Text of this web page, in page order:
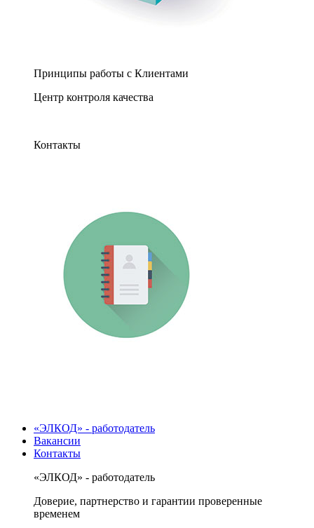
Принципы работы с Клиентами
Центр контроля качества
Контакты
«ЭЛКОД» - работодатель
Вакансии
Контакты
«ЭЛКОД» - работодатель
Доверие, партнерство и гарантии проверенные
временем